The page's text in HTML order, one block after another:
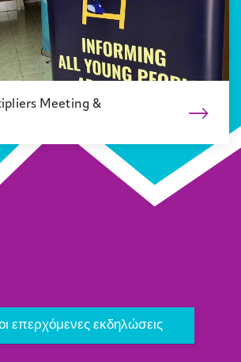
Meeting &
επερχόμενες εκδηλώσεις